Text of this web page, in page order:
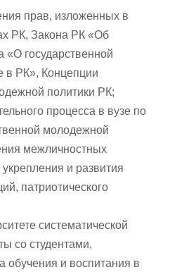
прав, изложенных в
РК, Закона РК «Об
«О государственной
в РК», Концепции
политики РК;
процесса в вузе по
молодежной
межличностных
и развития
патриотического
систематической
со студентами,
обучения и воспитания в